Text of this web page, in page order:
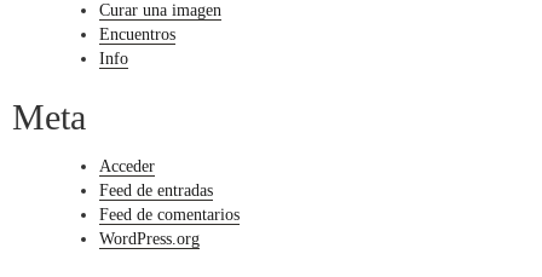
Curar una imagen
Encuentros
Info
Meta
Acceder
Feed de entradas
Feed de comentarios
WordPress.org